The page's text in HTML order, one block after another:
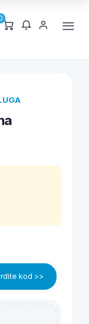
kod >>